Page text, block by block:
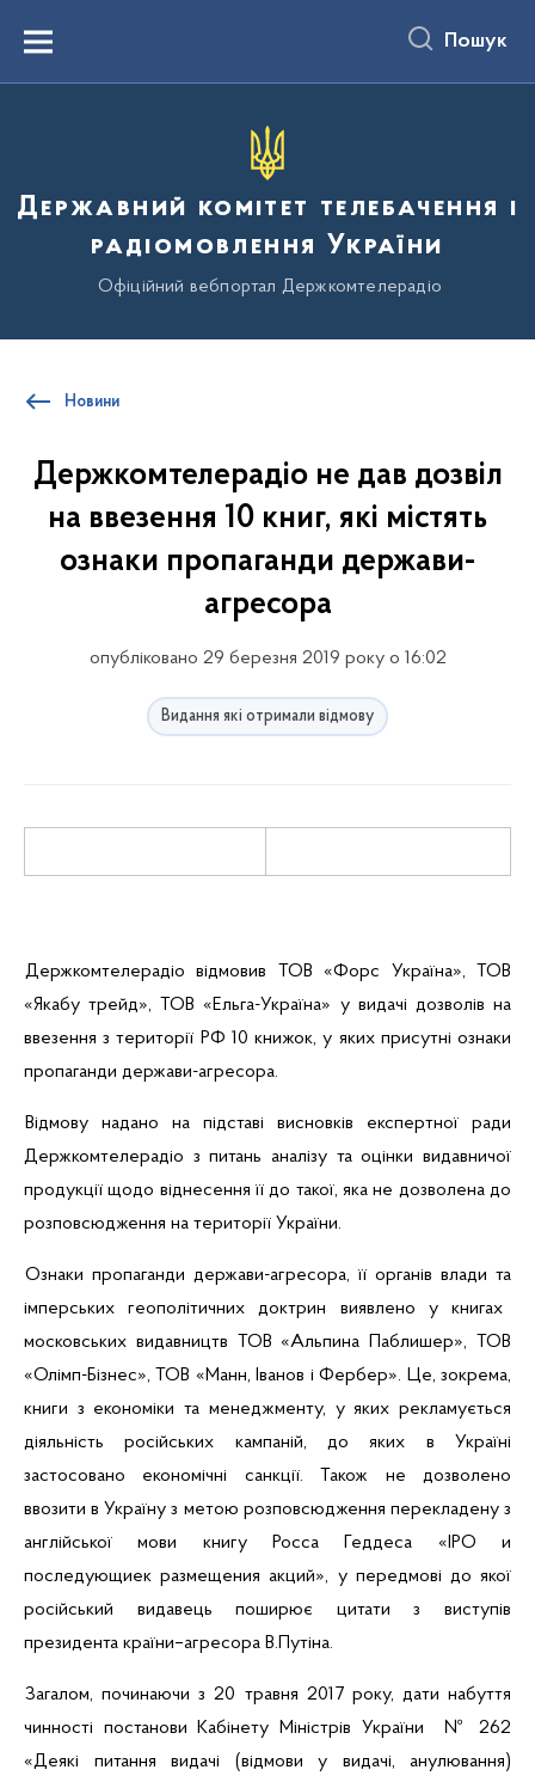
вмістуMenu Пошук
Державний комітет телебачення і
радіомовлення України
Офіційний вебпортал Держкомтелерадіо
Новини
Держкомтелерадіо не дав дозвіл
на ввезення 10 книг, які містять
ознаки пропаганди держави-
агресора
опубліковано 29 березня 2019 року о 16:02
Видання які отримали відмову
Держкомтелерадіо відмовив ТОВ «Форс Україна», ТОВ
«Якабу трейд», ТОВ «Ельга-Україна» у видачі дозволів на
ввезення з території РФ 10 книжок, у яких присутні ознаки
пропаганди держави-агресора.
Відмову надано на підставі висновків експертної ради
Держкомтелерадіо з питань аналізу та оцінки видавничої
продукції щодо віднесення її до такої, яка не дозволена до
розповсюдження на території України.
Ознаки пропаганди держави-агресора, її органів влади та
імперських геополітичних доктрин виявлено у книгах
московських видавництв ТОВ «Альпина Паблишер», ТОВ
«Олімп-Бізнес», ТОВ «Манн, Іванов іФербер». Це,зокрема,
книги з економіки та менеджменту, уяких рекламується
діяльність
російських кампаній, дояких в Україні
застосовано
економічні санкції. Також
не дозволено
ввозити в Україну з метою розповсюдження перекладену з
англійської мови книгу Росса Геддеса « IPO и
последующиек размещения акций», у передмові до якої
російський видавець поширює цитатиз
виступів
президента країни–агресора В.Путіна.
Загалом, починаючи з 20 травня 2017 року, дати набуття
чинності постанови Кабінету Міністрів України
№ 262
«Деякі питання видачі (відмови у видачі, анулювання)